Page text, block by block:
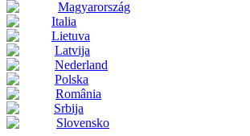
Magyarország
Italia
Lietuva
Latvija
Nederland
Polska
România
Srbija
Slovensko